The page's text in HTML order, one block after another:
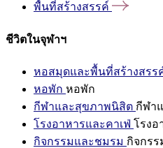
พื้นที่สร้างสรรค์
ชีวิตในจุฬาฯ
หอสมุดและพื้นที่สร้างสรร
หอพัก หอพัก
กีฬาและสุขภาพนิสิต กีฬา
โรงอาหารและคาเฟ่ โรงอ
กิจกรรมและชมรม กิจกร